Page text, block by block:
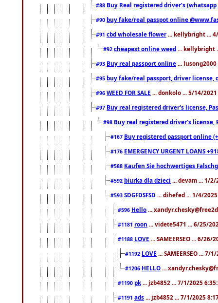
#88 Buy Real registered driver’s
#90 buy fake/real passpot online
#91 cbd wholesale flower ... kellybright ...
#92 cheapest online weed ... kellybright
#93 Buy real passport online ...
#95 buy fake/real passport, driver license,
#96 WEED FOR SALE ... donkolo ... 5/14/
#97 Buy real registered driver's license,
#98 Buy real registered driver's license,
#167 Buy registered passport online
#176 EMERGENCY URGENT LOANS
#588 Kaufen Sie hochwertiges
#592 biurka dla dzieci ... devam ... 1/2/
#593 SDGFDSFSD ... dihefed ... 1/4/
#596 Hello ...
#1181 roon ... videte5471 ... 6/25/
#1188 LOVE ... SAMEERSEO ... 6/26/
#1192 LOVE ... SAMEERSEO ... 7/
#1206 HELLO ...
#1190 pk ... jzb4852 ... 7/1/2025
#1191 ads ... jzb4852 ... 7/1/2025